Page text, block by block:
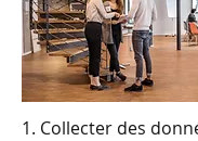
1. Collecter des